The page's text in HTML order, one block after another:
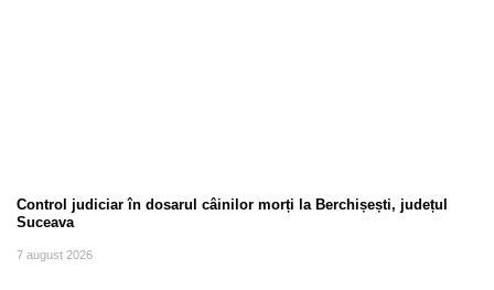
Control judiciar în dosarul câinilor morți la Berchișești, județul
Suceava
7 august 2026